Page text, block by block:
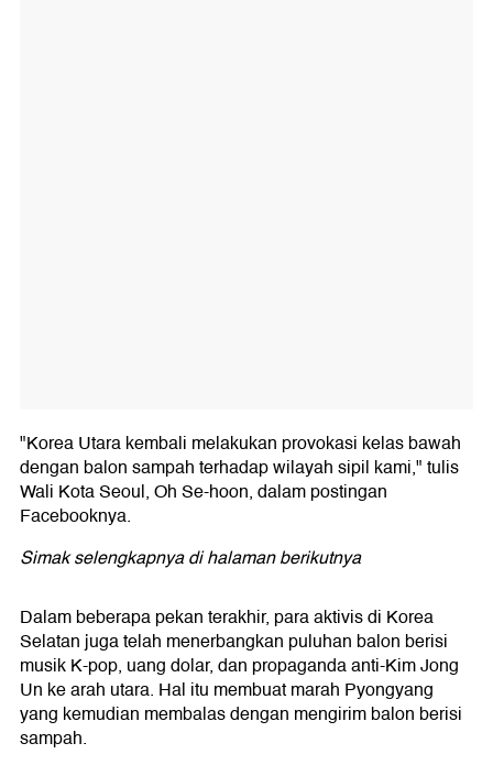
"Korea Utara kembali melakukan provokasi kelas bawah
dengan balon sampah terhadap wilayah sipil kami," tulis
Wali Kota Seoul, Oh Se-hoon, dalam postingan
Facebooknya.
Simak selengkapnya di halaman berikutnya
Dalam beberapa pekan terakhir, para aktivis di Korea
Selatan juga telah menerbangkan puluhan balon berisi
musik K-pop, uang dolar, dan propaganda anti-Kim Jong
Un ke arah utara. Hal itu membuat marah Pyongyang
yang kemudian membalas dengan mengirim balon berisi
sampah.